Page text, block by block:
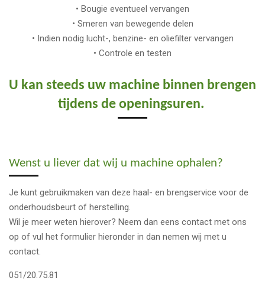
• Bougie eventueel vervangen
• Smeren van bewegende delen
• Indien nodig lucht-, benzine- en oliefilter vervangen
• Controle en testen
U kan steeds uw machine binnen brengen
tijdens de openingsuren.
Wenst u liever dat wij u machine ophalen?
Je kunt gebruikmaken van deze haal- en brengservice voor de
onderhoudsbeurt of herstelling.
Wil je meer weten hierover? Neem dan eens contact met ons
op of vul het formulier hieronder in dan nemen wij met u
contact.
051/20.75.81